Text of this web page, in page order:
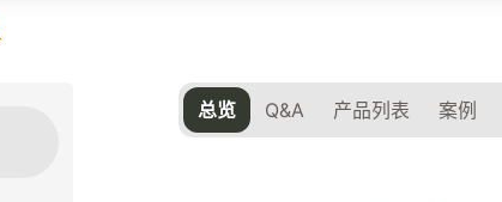
总览 Q&A 产品列表 案例